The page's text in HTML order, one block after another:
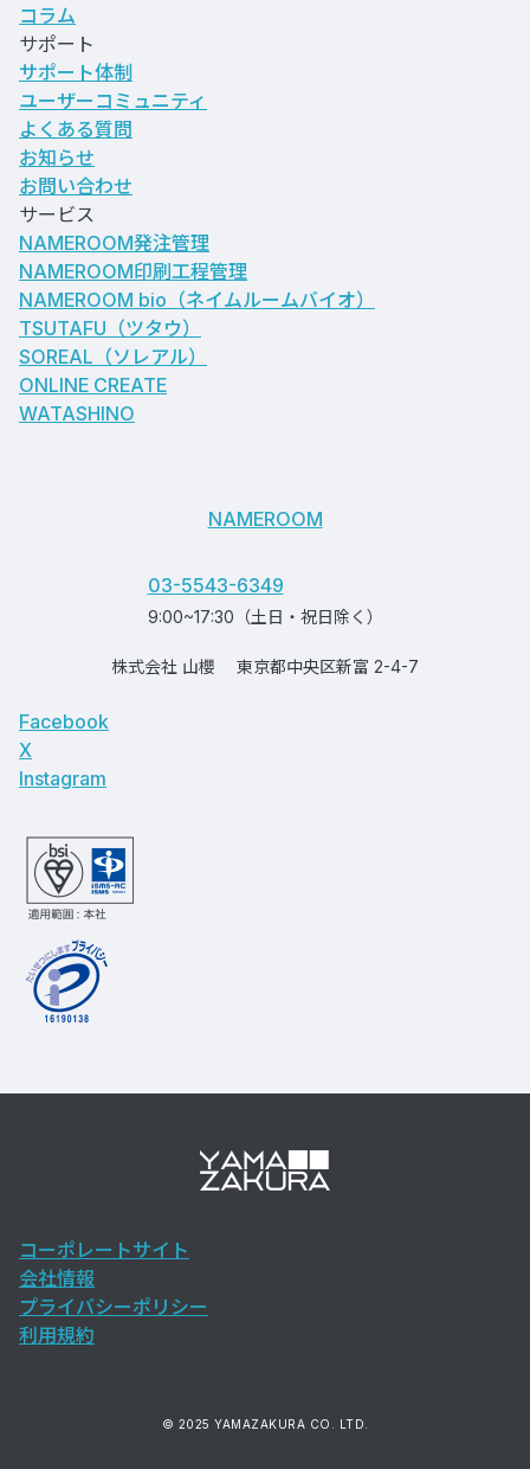
コラム
サポート
サポート体制
ユーザーコミュニティ
よくある質問
お知らせ
お問い合わせ
サービス
NAMEROOM発注管理
NAMEROOM印刷工程管理
NAMEROOM bio （ネイムルームバイオ）
TSUTAFU（ツタウ）
SOREAL（ソレアル）
ONLINE CREATE
WATASHINO
NAMEROOM
03-5543-6349
9:00~17:30（土日・祝日除く）
株式会社 山櫻 東京都中央区新富 2-4-7
Facebook
X
Instagram
コーポレートサイト
会社情報
プライバシーポリシー
利用規約
© 2025 YAMAZAKURA CO. LTD.